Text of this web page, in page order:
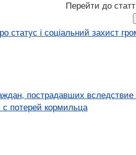
Перейти до
статус і соціальний захист
пострадавших
с потерей кормильца